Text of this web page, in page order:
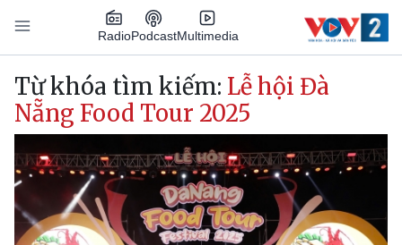
Nhảy đến nội dung
RadioPodcastMultimedia
Main navigation
Từ khóa tìm kiếm: Lễ hội Đà
Nẵng Food Tour 2025